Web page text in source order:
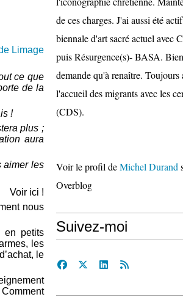
Limage
ce que
de la
!
plus ;
aura
aimer les
Voir ici !
nous
en petits
les
le
de ces charges. J'ai aussi été
biennale d'art sacré actuel avec
puis Résurgence(s)- BASA.
demande qu'à renaître. Toujours
l'accueil des migrants avec les
(CDS).
Voir le profil deMichel Durand
Overblog
Suivez-moi